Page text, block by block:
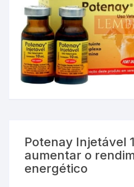
Potenay Injetável
aumentar o
energético